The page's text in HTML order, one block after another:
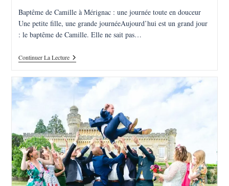
Baptême de Camille à Mérignac : une journée toute en douceur
Une petite fille, une grande journéeAujourd’hui est un grand jour
: le baptême de Camille. Elle ne sait pas…
Continuer La LectureBaptême
De
Mérignac
Chez
Alriq